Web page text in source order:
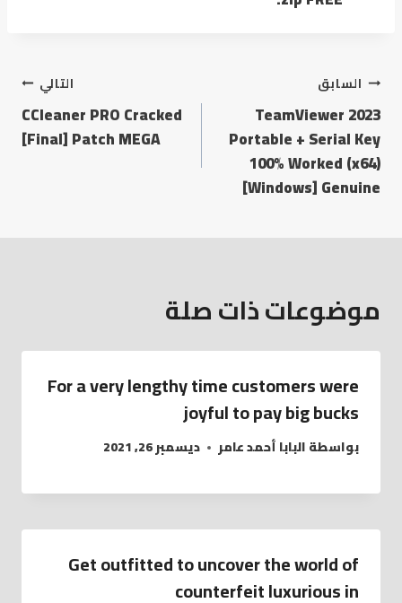
السابق
TeamViewer 2023
Portable + Serial Key
100% Worked (x64)
[Windows] Genuine
التالي
CCleaner PRO Cracked
[Final] Patch MEGA
موضوعات ذات صلة
For a very lengthy time customers were
joyful to pay big bucks
بواسطةالبابا أحمد عامر ديسمبر 26, 2021
Get outfitted to uncover the world of
counterfeit luxurious in